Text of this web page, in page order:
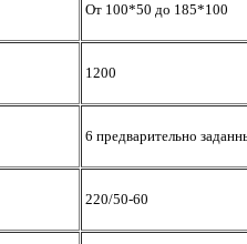
От 100*50 до 185*100
1200
6 предварительно
220/50-60